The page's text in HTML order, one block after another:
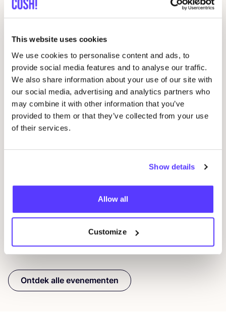
This website uses cookies
We use cookies to personalise content and ads, to
provide social media features and to analyse our traffic.
We also share information about your use of our site with
our social media, advertising and analytics partners who
may combine it with other information that you’ve
provided to them or that they’ve collected from your use
of their services.
Show details
Allow all
Customize
14 AUG
WorkshopRED je kleren: borduren met
STUDIO STEEK enREST
Pieter Reypenslei 4-6 2640 Mortsel België
PreviousNext
Ontdek alle evenementen